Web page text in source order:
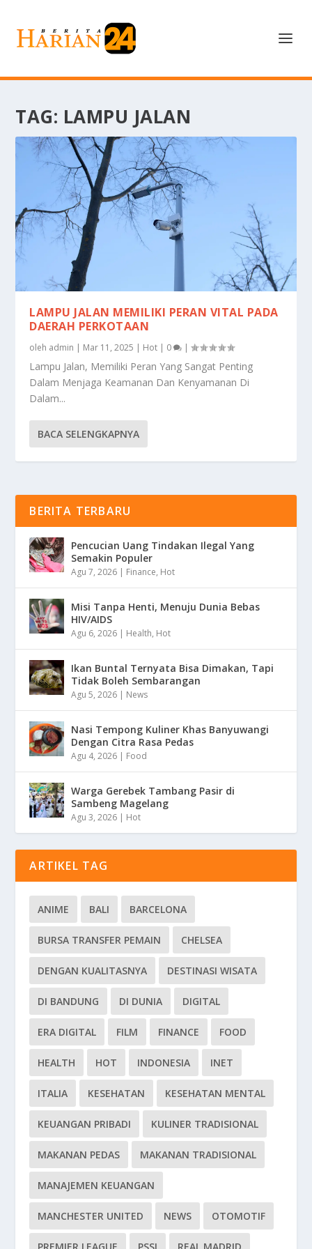
TAG: LAMPU JALAN
LAMPU JALAN MEMILIKI PERAN VITAL PADA
DAERAH PERKOTAAN
oleh admin | Mar 11, 2025 | Hot | 0 |
Lampu Jalan, Memiliki Peran Yang Sangat Penting
Dalam Menjaga Keamanan Dan Kenyamanan Di
Dalam...
BACA SELENGKAPNYA
BERITA TERBARU
Pencucian Uang Tindakan Ilegal Yang
Semakin Populer
Agu 7, 2026 | Finance, Hot
Misi Tanpa Henti, Menuju Dunia Bebas
HIV/AIDS
Agu 6, 2026 | Health, Hot
Ikan Buntal Ternyata Bisa Dimakan, Tapi
Tidak Boleh Sembarangan
Agu 5, 2026 | News
Nasi Tempong Kuliner Khas Banyuwangi
Dengan Citra Rasa Pedas
Agu 4, 2026 | Food
Warga Gerebek Tambang Pasir di
Sambeng Magelang
Agu 3, 2026 | Hot
ARTIKEL TAG
ANIME BALI BARCELONA
BURSA TRANSFER PEMAIN CHELSEA
DENGAN KUALITASNYA DESTINASI WISATA
DI BANDUNG DI DUNIA DIGITAL
ERA DIGITAL FILM FINANCE FOOD
HEALTH HOT INDONESIA INET
ITALIA KESEHATAN KESEHATAN MENTAL
KEUANGAN PRIBADI KULINER TRADISIONAL
MAKANAN PEDAS MAKANAN TRADISIONAL
MANAJEMEN KEUANGAN
MANCHESTER UNITED NEWS OTOMOTIF